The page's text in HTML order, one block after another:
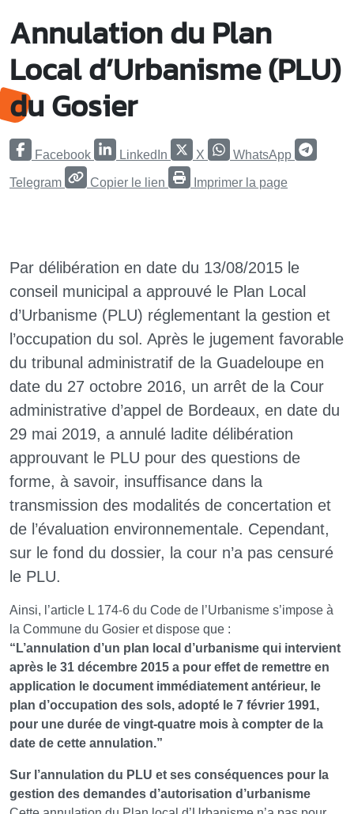
Annulation du Plan
Local d’Urbanisme (PLU)
du Gosier
Facebook LinkedIn X WhatsApp
Telegram Copier le lien Imprimer la page
Par délibération en date du 13/08/2015 le
conseil municipal a approuvé le Plan Local
d’Urbanisme (PLU) réglementant la gestion et
l’occupation du sol. Après le jugement favorable
du tribunal administratif de la Guadeloupe en
date du 27 octobre 2016, un arrêt de la Cour
administrative d’appel de Bordeaux, en date du
29 mai 2019, a annulé ladite délibération
approuvant le PLU pour des questions de
forme, à savoir, insuffisance dans la
transmission des modalités de concertation et
de l’évaluation environnementale. Cependant,
sur le fond du dossier, la cour n’a pas censuré
le PLU.
Ainsi, l’article L 174-6 du Code de l’Urbanisme s’impose à
la Commune du Gosier et dispose que :
“L’annulation d’un plan local d’urbanisme qui intervient
après le 31 décembre 2015 a pour effet de remettre en
application le document immédiatement antérieur, le
plan d’occupation des sols, adopté le 7 février 1991,
pour une durée de vingt-quatre mois à compter de la
date de cette annulation.”
Sur l’annulation du PLU et ses conséquences pour la
gestion des demandes d’autorisation d’urbanisme